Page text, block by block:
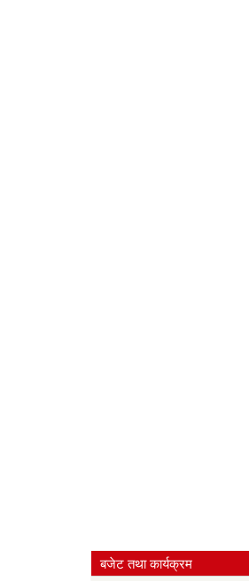
बजेट तथा कार्यक्रम